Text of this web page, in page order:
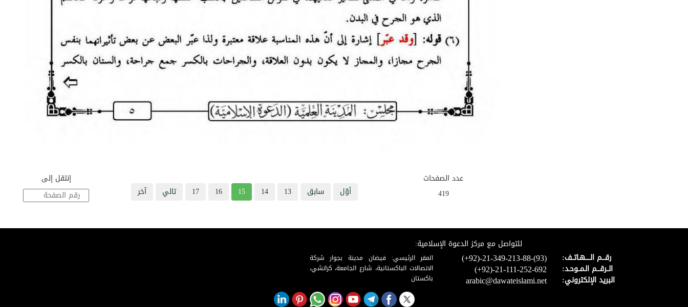
إنتقل إلى
أوّل
سابق 13
14
15
16
17 تالي آخر
عدد الصفحات
419
للتواصل مع مركز الدعوة الإسلامية:
المقر الرئيسي: فيضان مدينة بجوار شركة
الاتصالات الباكستانية، شارع الجامعة، كراتشي،
باكستان
(+92)-21-349-213-88-(93) رقـــم الـــــهـاتــف:
(+92)-21-111-252-692 الــرقـــم الـمــوحـد:
arabic@dawateislami.net البريد الإلكتروني: